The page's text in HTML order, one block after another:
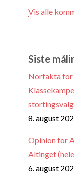
Vis alle
Siste
Norfakta for
8. august
Opinion for
Altinget
6. august